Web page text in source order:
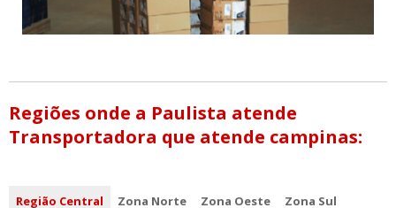
Regiões onde a Paulista atende
Transportadora que atende campinas:
Região Central Zona Norte Zona Oeste
Zona Sul